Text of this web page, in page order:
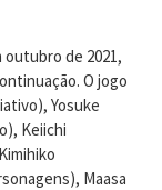
de 2021,
O jogo
Yosuke
Keiichi
Maasa